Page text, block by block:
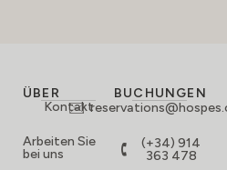
ÜBER
Kontakt
Arbeiten Sie
bei uns
BUCHUNGEN
(+34) 914
363 478